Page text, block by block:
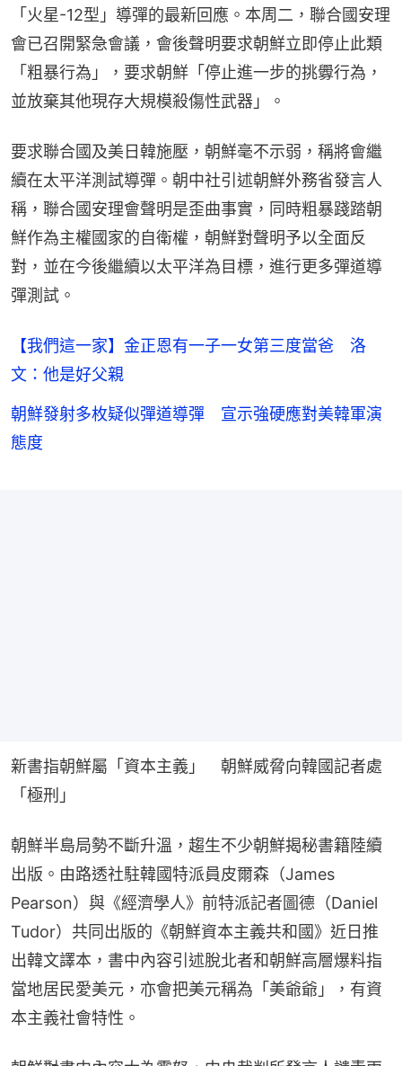
「火星-12型」導彈的最新回應。本周二，聯合國安理
會已召開緊急會議，會後聲明要求朝鮮立即停止此類
「粗暴行為」，要求朝鮮「停止進一步的挑釁行為，
並放棄其他現存大規模殺傷性武器」。
要求聯合國及美日韓施壓，朝鮮毫不示弱，稱將會繼
續在太平洋測試導彈。朝中社引述朝鮮外務省發言人
稱，聯合國安理會聲明是歪曲事實，同時粗暴踐踏朝
鮮作為主權國家的自衛權，朝鮮對聲明予以全面反
對，並在今後繼續以太平洋為目標，進行更多彈道導
彈測試。
【我們這一家】金正恩有一子一女第三度當爸 洛
文：他是好父親
朝鮮發射多枚疑似彈道導彈 宣示強硬應對美韓軍演
態度
新書指朝鮮屬「資本主義」　朝鮮威脅向韓國記者處
「極刑」
朝鮮半島局勢不斷升溫，趨生不少朝鮮揭秘書籍陸續
出版。由路透社駐韓國特派員皮爾森（James
Pearson）與《經濟學人》前特派記者圖德（Daniel
Tudor）共同出版的《朝鮮資本主義共和國》近日推
出韓文譯本，書中內容引述脫北者和朝鮮高層爆料指
當地居民愛美元，亦會把美元稱為「美爺爺」，有資
本主義社會特性。